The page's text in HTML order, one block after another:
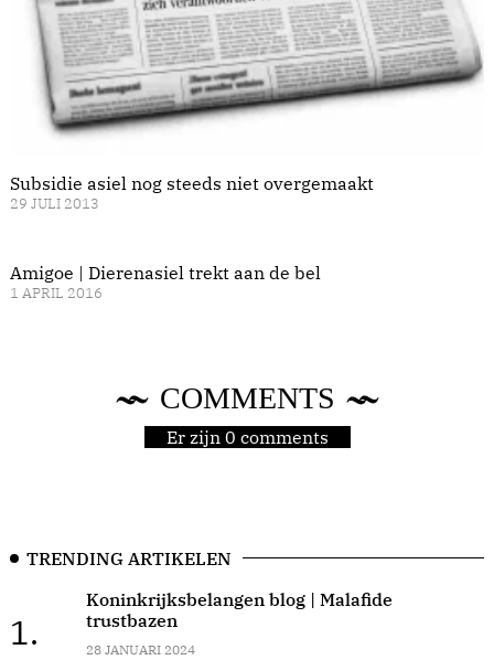
Subsidie asiel nog steeds niet overgemaakt
29 JULI 2013
Amigoe | Dierenasiel trekt aan de bel
1 APRIL 2016
COMMENTS
Er zijn 0 comments
TRENDING ARTIKELEN
1.
Koninkrijksbelangen blog | Malafide
trustbazen
28 JANUARI 2024